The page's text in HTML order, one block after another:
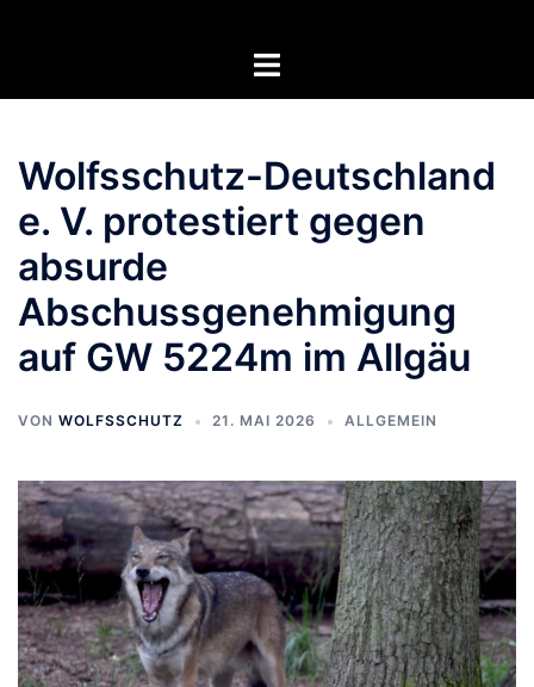
Menü
Wolfsschutz-Deutschland
e. V. protestiert gegen
absurde
Abschussgenehmigung
auf GW 5224m im Allgäu
VON WOLFSSCHUTZ 21. MAI 2026 ALLGEMEIN